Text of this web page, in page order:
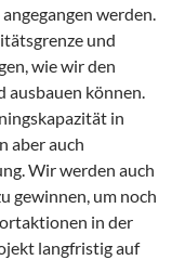
werden.
und
wie wir den
ausbauen können.
in
aber auch
Wir werden auch
gewinnen, um noch
in der
langfristig auf